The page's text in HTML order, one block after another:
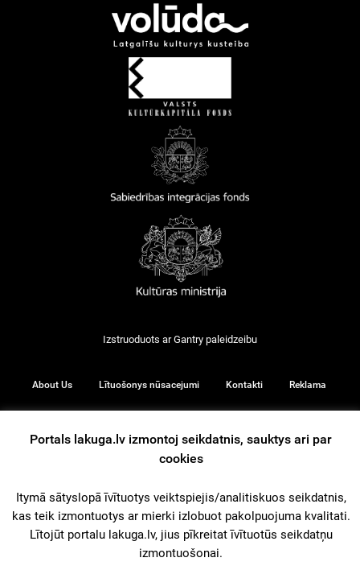
Izstruoduots arGantry paleidzeibu
About Us Lītuošonys nūsacejumi Kontakti Reklama
© 2026
iz augšu
Portals lakuga.lv izmontoj seikdatnis, sauktys ari par
cookies
Itymā sātyslopā īvītuotys veiktspiejis/analitiskuos seikdatnis,
kas teik izmontuotys ar mierki izlobuot pakolpuojuma kvalitati.
Lītojūt portalu lakuga.lv, jius pīkreitat īvītuotūs seikdatņu
izmontuošonai.